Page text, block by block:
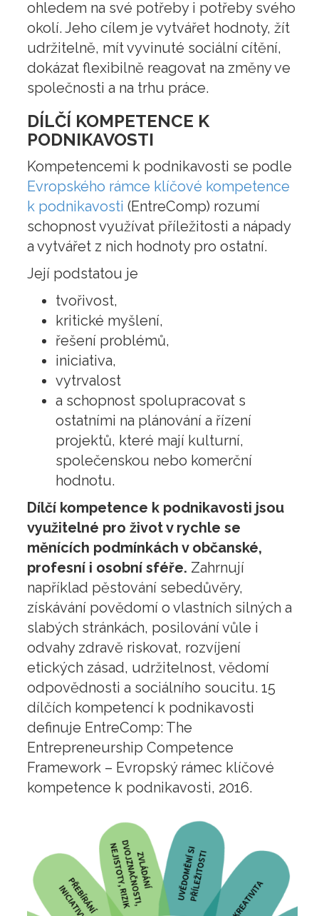
ohledem na své potřeby i potřeby svého
okolí. Jeho cílem je vytvářet hodnoty, žít
udržitelně, mít vyvinuté sociální cítění,
dokázat flexibilně reagovat na změny ve
společnosti a na trhu práce.
DÍLČÍ KOMPETENCE K
PODNIKAVOSTI
Kompetencemi k podnikavosti se podle
Evropského rámce klíčové kompetence
k podnikavosti (EntreComp) rozumí
schopnost využívat příležitosti a nápady
a vytvářet z nich hodnoty pro ostatní.
Její podstatou je
tvořivost,
kritické myšlení,
řešení problémů,
iniciativa,
vytrvalost
a schopnost spolupracovat s
ostatními na plánování a řízení
projektů, které mají kulturní,
společenskou nebo komerční
hodnotu.
Dílčí kompetence k podnikavosti jsou
využitelné pro život v rychle se
měnících podmínkách v občanské,
profesní i osobní sféře. Zahrnují
například pěstování sebedůvěry,
získávání povědomí o vlastních silných a
slabých stránkách, posilování vůle i
odvahy zdravě riskovat, rozvíjení
etických zásad, udržitelnost, vědomí
odpovědnosti a sociálního soucitu. 15
dílčích kompetencí k podnikavosti
definuje EntreComp: The
Entrepreneurship Competence
Framework – Evropský rámec klíčové
kompetence k podnikavosti, 2016.